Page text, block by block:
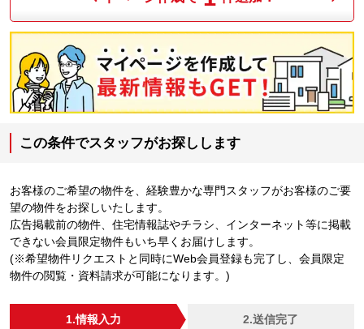
この条件でスタッフがお探しします
お客様のご希望の物件を、経験豊かな専門スタッフがお客様のご要
望の物件をお探しいたします。
広告掲載前の物件、住宅情報誌やチラシ、インターネット等に掲載
できない会員限定物件もいち早くお届けします。
(※希望物件リクエストと同時にWeb会員登録も完了し、会員限定
物件の閲覧・資料請求が可能になります。)
1.情報入力 2.送信完了